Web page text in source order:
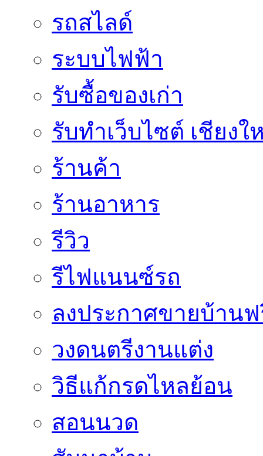
รถสไลด์
ระบบไฟฟ้า
รับซื้อของเก่า
รับทำเว็บไซต์ เชียงใ
ร้านค้า
ร้านอาหาร
รีวิว
รีไฟแนนซ์รถ
ลงประกาศขายบ้าน
วงดนตรีงานแต่ง
วิธีแก้กรดไหลย้อน
สอนนวด